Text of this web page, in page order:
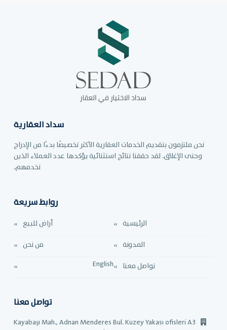
سداد العقارية
نحن ملتزمون بتقديم الخدمات العقارية الأكثر تخصيصًا بدءًا من الإدراج
وحتى الإغلاق. لقد حققنا نتائج استثنائية يؤكدها عدد العملاء الذين
نخدمهم.
روابط سريعة
الرئيسية
أراض للبيع
المدونة
من نحن
تواصل معنا
English
تواصل معنا
Kayabaşı Mah., Adnan Menderes Bul. Kuzey Yakası ofisleri A3